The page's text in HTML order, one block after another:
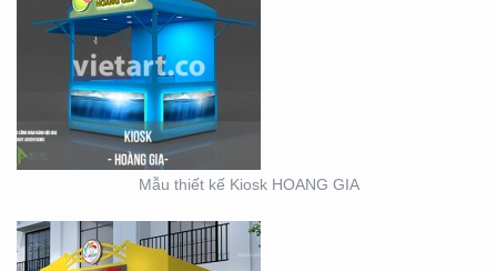
Mẫu thiết kế Kiosk HOANG GIA
KIOSK CHÁO VINA BABY